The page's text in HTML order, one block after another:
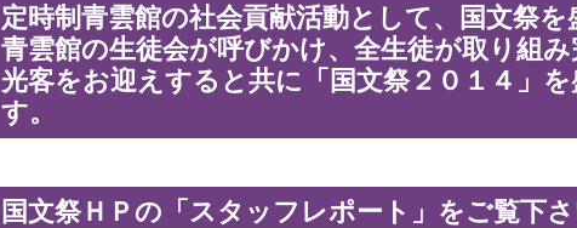
定時制青雲館の社会貢献活動として、国文祭
青雲館の生徒会が呼びかけ、全生徒が取り組
光客をお迎えすると共に「国文祭２０１４」
す。
国文祭ＨＰの「スタッフレポート」をご覧下